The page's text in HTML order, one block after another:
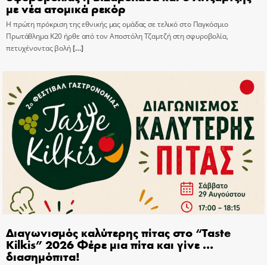
με νέα ατομικά ρεκόρ
Η πρώτη πρόκριση της εθνικής μας ομάδας σε τελικό στο Παγκόσμιο
Πρωτάθλημα Κ20 ήρθε από τον Αποστόλη Τζαμτζή στη σφυροβολία,
πετυχένοντας βολή[…]
Διαγωνισμός καλύτερης πίτας στο “Taste
Kilkis” 2026 Φέρε μια πίτα και γίνε …
διασημόπιτα!